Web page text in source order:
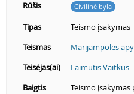
Rūšis
Civilinė byla
Tipas
Teismo įsakymas
Teismas
Marijampolės
Teisėjas(ai)
Laimutis Vaitkus
Baigtis
Teismo įsakymas